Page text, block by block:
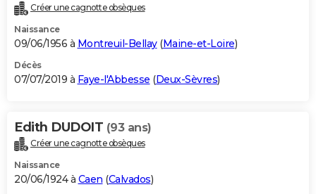
Créer une cagnotte obsèques
Naissance
09/06/1956 à Montreuil-Bellay(Maine-et-Loire)
Décès
07/07/2019 à Faye-l'Abbesse (Deux-Sèvres)
Edith DUDOIT (93 ans)
Créer une cagnotte obsèques
Naissance
20/06/1924 à Caen (Calvados)